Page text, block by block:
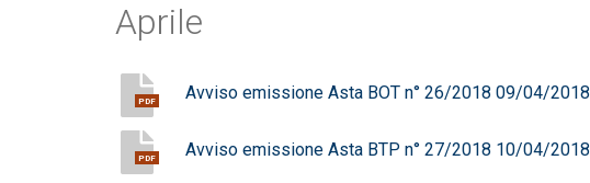
Aprile
PDF Avviso emissione Asta BOT n° 26/2018 09/04/2018
PDF Avviso emissione Asta BTP n° 27/2018 10/04/2018